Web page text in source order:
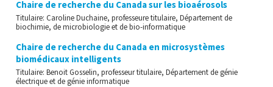
Chaire de recherche du Canada sur les bioaérosols
Titulaire: Caroline Duchaine, professeure titulaire, Département de
biochimie, de microbiologie et de bio-informatique
Chaire de recherche du Canada en microsystèmes
biomédicaux intelligents
Titulaire: Benoit Gosselin, professeur titulaire, Département de génie
électrique et de génie informatique